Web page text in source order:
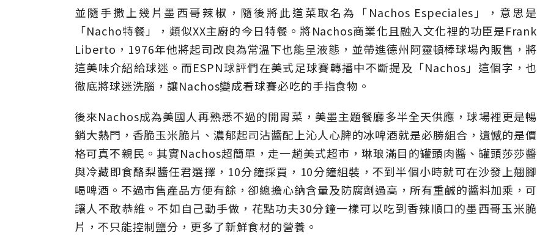
並隨手撒上幾片墨西哥辣椒，隨後將此道菜取名為「Nachos Especiales」，意思是
「Nacho特餐」，類似XX主廚的今日特餐。將Nachos商業化且融入文化裡的功臣是Frank
Liberto，1976年他將起司改良為常溫下也能呈液態，並帶進德州阿靈頓棒球場內販售，將
這美味介紹給球迷。而ESPN球評們在美式足球賽轉播中不斷提及「Nachos」這個字，也
徹底將球迷洗腦，讓Nachos變成看球賽必吃的手指食物。
後來Nachos成為美國人再熟悉不過的開胃菜，美墨主題餐廳多半全天供應，球場裡更是暢
銷大熱門，香脆玉米脆片、濃郁起司沾醬配上沁人心脾的冰啤酒就是必勝組合，遺憾的是價
格可真不親民。其實Nachos超簡單，走一趟美式超市，琳琅滿目的罐頭肉醬、罐頭莎莎醬
與冷藏即食酪梨醬任君選擇，10分鐘採買，10分鐘組裝，不到半個小時就可在沙發上翹腳
喝啤酒。不過市售產品方便有餘，卻總擔心鈉含量及防腐劑過高，所有重鹹的醬料加乘，可
讓人不敢恭維。不如自己動手做，花點功夫30分鐘一樣可以吃到香辣順口的墨西哥玉米脆
片，不只能控制鹽分，更多了新鮮食材的營養。